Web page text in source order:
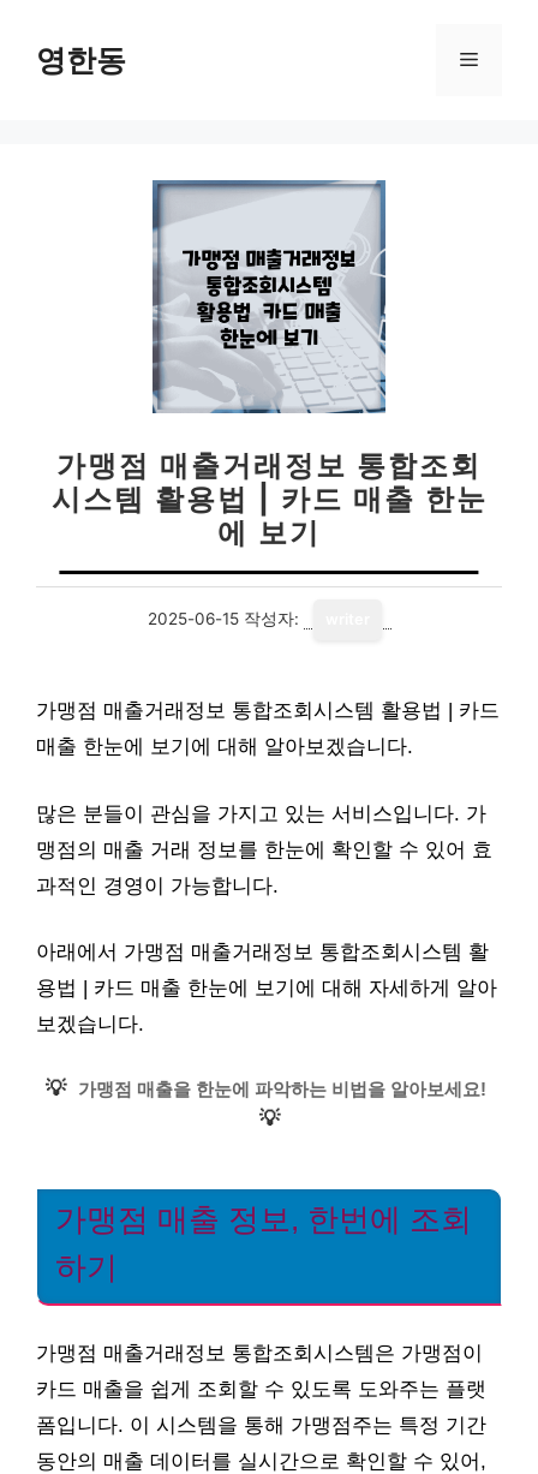
영한동 메
가맹점 매출거래정보 통합조회
시스템 활용법 | 카드 매출 한눈
에 보기
2025-06-15 작성자:
가맹점 매출거래정보 통합조회시스템 활용법 | 카드
매출 한눈에 보기에 대해 알아보겠습니다.
많은 분들이 관심을 가지고 있는 서비스입니다. 가
맹점의 매출 거래 정보를 한눈에 확인할 수 있어 효
과적인 경영이 가능합니다.
아래에서 가맹점 매출거래정보 통합조회시스템 활
용법 | 카드 매출 한눈에 보기에 대해 자세하게 알아
보겠습니다.
💡 가맹점 매출을 한눈에 파악하는 비법을 알아보세요!
💡
가맹점 매출 정보, 한번에 조회
하기
가맹점 매출거래정보 통합조회시스템은 가맹점이
카드 매출을 쉽게 조회할 수 있도록 도와주는 플랫
폼입니다. 이 시스템을 통해 가맹점주는 특정 기간
동안의 매출 데이터를 실시간으로 확인할 수 있어,